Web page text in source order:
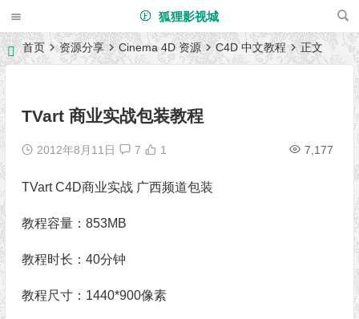
狐狸影视城
首页 资源分享 Cinema 4D 资源 C4D 中文教程 正文
TVart 商业实战包装教程
2012年8月11日 7 7,177
1
TVart C4D商业实战 广西频道包装
教程容量：853MB
教程时长：40分钟
教程尺寸：1440*900像素